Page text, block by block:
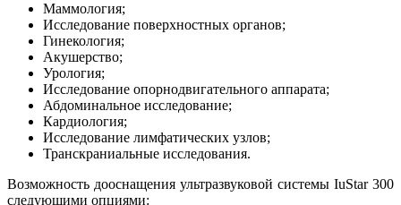
Маммология;
Исследование поверхностных органов;
Гинекология;
Акушерство;
Урология;
Исследование опорнодвигательного аппарата;
Абдоминальное исследование;
Кардиология;
Исследование лимфатических узлов;
Транскраниальные исследования.
Возможность дооснащения ультразвуковой системы IuStar 300
следующими опциями: